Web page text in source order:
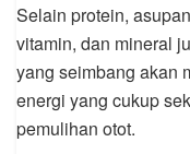
Selain protein,
vitamin, dan mineral
yang seimbang akan
energi yang cukup
pemulihan otot.